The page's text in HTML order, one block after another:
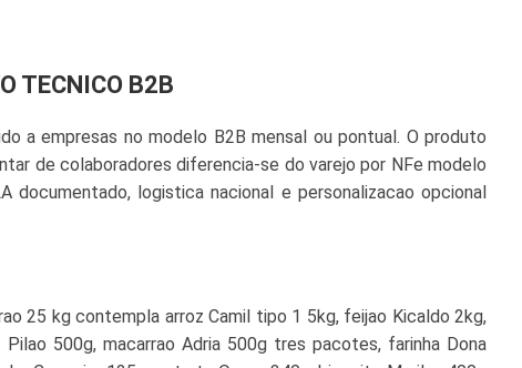
TECNICO B2B
a empresas no modelo B2B mensal ou pontual. O produto
de colaboradores diferencia-se do varejo por NFe modelo
documentado, logistica nacional e personalizacao opcional
25 kg contempla arroz Camil tipo 1 5kg, feijao Kicaldo 2kg,
500g, macarrao Adria 500g tres pacotes, farinha Dona